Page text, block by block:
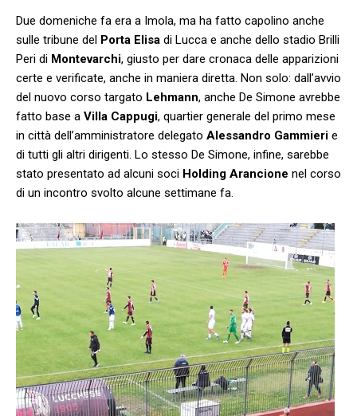
Due domeniche fa era a Imola, ma ha fatto capolino anche
sulle tribune del Porta Elisa di Lucca e anche dello stadio Brilli
Peri di Montevarchi, giusto per dare cronaca delle apparizioni
certe e verificate, anche in maniera diretta. Non solo: dall’avvio
del nuovo corso targato Lehmann, anche De Simone avrebbe
fatto base a Villa Cappugi, quartier generale del primo mese
in città dell’amministratore delegato Alessandro Gammieri e
di tutti gli altri dirigenti. Lo stesso De Simone, infine, sarebbe
stato presentato ad alcuni soci Holding Arancione nel corso
di un incontro svolto alcune settimane fa.